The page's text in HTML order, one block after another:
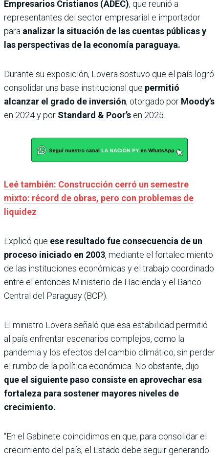
Empresarios Cristianos (ADEC), que reunió a
representantes del sector empresarial e importador
para analizar la situación de las cuentas públicas y
las perspectivas de la economía paraguaya.
Durante su exposición, Lovera sostuvo que el país logró
consolidar una base institucional que permitió
alcanzar el grado de inversión, otorgado por Moody’s
en 2024 y por Standard & Poor’s en 2025.
Leé también: Construcción cerró un semestre
mixto: récord de obras, pero con problemas de
liquidez
Explicó que ese resultado fue consecuencia de un
proceso iniciado en 2003, mediante el fortalecimiento
de las instituciones económicas y el trabajo coordinado
entre el entonces Ministerio de Hacienda y el Banco
Central del Paraguay (BCP).
El ministro Lovera señaló que esa estabilidad permitió
al país enfrentar escenarios complejos, como la
pandemia y los efectos del cambio climático, sin perder
el rumbo de la política económica. No obstante, dijo
que el siguiente paso consiste en aprovechar esa
fortaleza para sostener mayores niveles de
crecimiento.
“En el Gabinete coincidimos en que, para consolidar el
crecimiento del país, el Estado debe seguir generando